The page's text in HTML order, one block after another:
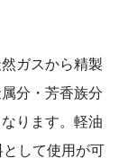
ガスから精製
分・芳香族分
ります。軽油
して使用が可